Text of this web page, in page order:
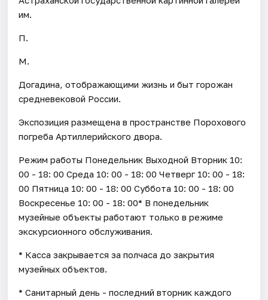
им.
П.
М.
Догадина, отображающими жизнь и быт горожан
средневековой России.
Экспозиция размещена в пространстве Порохового
погреба Артиллерийского двора.
Режим работы Понедельник Выходной Вторник 10:
00 - 18: 00 Среда 10: 00 - 18: 00 Четверг 10: 00 - 18:
00 Пятница 10: 00 - 18: 00 Суббота 10: 00 - 18: 00
Воскресенье 10: 00 - 18: 00* В понедельник
музейные объекты работают только в режиме
экскурсионного обслуживания.
* Касса закрывается за полчаса до закрытия
музейных объектов.
* Санитарный день - последний вторник каждого